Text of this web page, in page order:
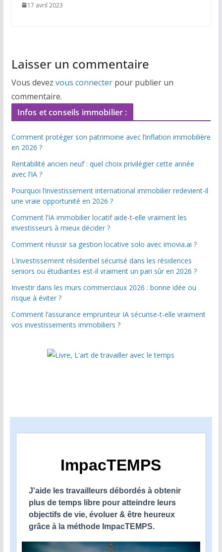
17 avril 2023
Laisser un commentaire
Vous devez vous connecterpour publier un
commentaire.
Infos et conseils immobilier :
Comment protéger son patrimoine avec l’inflation immobilière
en 2026 ?
Rentabilité ancien neuf : quel choix privilégier cette année
avec l’IA ?
Pourquoi l’investissement international immobilier redevient-il
une vraie opportunité en 2026 ?
Comment l’IA immobilier locatif aide-t-elle vraiment les
investisseurs à mieux décider ?
Comment réussir sa gestion locative solo avec imovia.ai ?
L’investissement résidentiel sécurisé dans les résidences
seniors ou étudiantes est-il vraiment un pari sûr en 2026 ?
Investir dans les murs commerciaux 2026 : bonne idée ou
risque à éviter ?
Comment l’assurance emprunteur IA sécurise-t-elle vraiment
vos investissements immobiliers ?
ImpacTEMPS
J'aide les travailleurs débordés à obtenir
plus de temps libre pour atteindre leurs
objectifs de vie, évoluer & être heureux
grâce à la méthode ImpacTEMPS.